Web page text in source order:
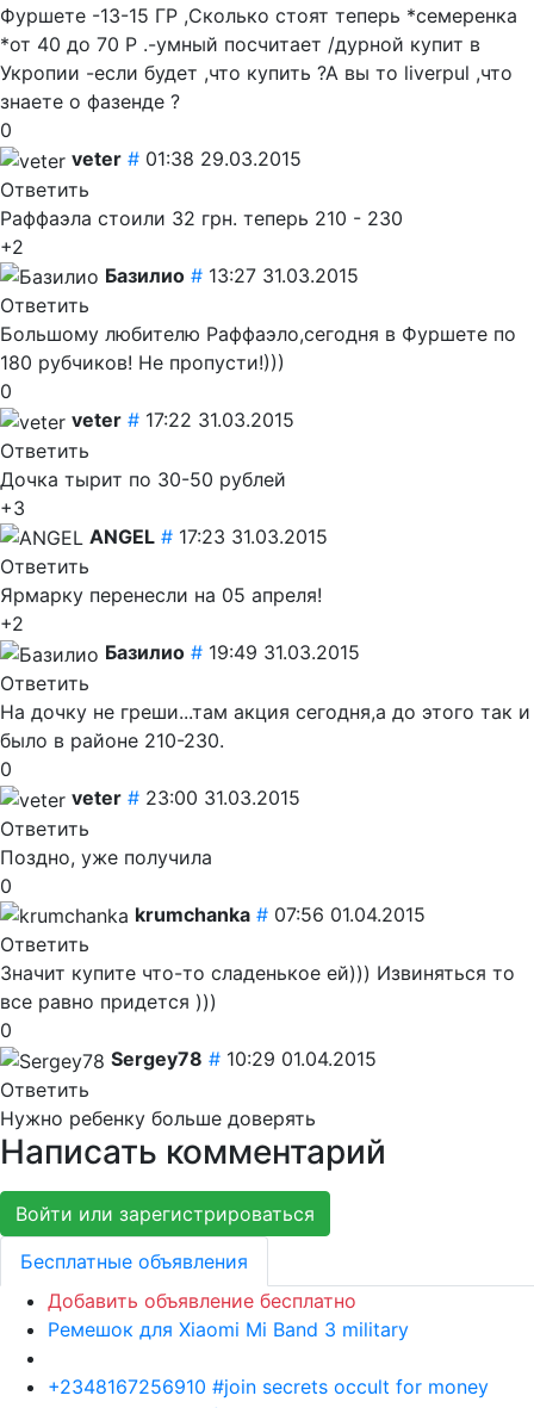
Фуршете -13-15 ГР ,Сколько стоят теперь *семеренка
*от 40 до 70 Р .-умный посчитает /дурной купит в
Укропии -если будет ,что купить ?А вы то liverpul ,что
знаете о фазенде ?
0
veter # 01:38 29.03.2015
Ответить
Раффаэла стоили 32 грн. теперь 210 - 230
+2
Базилио # 13:27 31.03.2015
Ответить
Большому любителю Раффаэло,сегодня в Фуршете по
180 рубчиков! Не пропусти!)))
0
veter # 17:22 31.03.2015
Ответить
Дочка тырит по 30-50 рублей
+3
ANGEL # 17:23 31.03.2015
Ответить
Ярмарку перенесли на 05 апреля!
+2
Базилио # 19:49 31.03.2015
Ответить
На дочку не греши...там акция сегодня,а до этого так и
было в районе 210-230.
0
veter # 23:00 31.03.2015
Ответить
Поздно, уже получила
0
krumchanka # 07:56 01.04.2015
Ответить
Значит купите что-то сладенькое ей))) Извиняться то
все равно придется )))
0
Sergey78 # 10:29 01.04.2015
Ответить
Нужно ребенку больше доверять
Написать комментарий
Войти или зарегистрироваться
Бесплатные объявления
Добавить объявление бесплатно
Ремешок для Xiaomi Mi Band 3 military
+2348167256910 #join secrets occult for money